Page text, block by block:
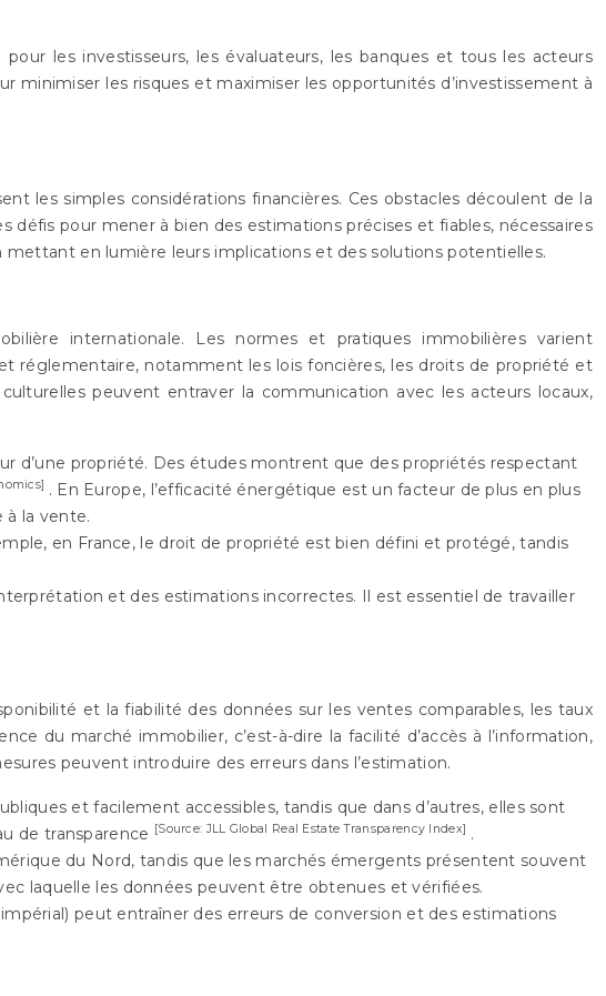
les investisseurs, les évaluateurs, les banques et tous les acteurs
minimiser les risques et maximiser les opportunités d’investissement à
les simples considérations financières. Ces obstacles découlent de la
pour mener à bien des estimations précises et fiables, nécessaires
mettant en lumière leurs implications et des solutions potentielles.
internationale. Les normes et pratiques immobilières varient
réglementaire, notamment les lois foncières, les droits de propriété et
peuvent entraver la communication avec les acteurs locaux,
d’une propriété. Des études montrent que des propriétés respectant
. En Europe, l’efficacité énergétique est un facteur de plus en plus
la vente.
en France, le droit de propriété est bien défini et protégé, tandis
et des estimations incorrectes. Il est essentiel de travailler
et la fiabilité des données sur les ventes comparables, les taux
du marché immobilier, c’est-à-dire la facilité d’accès à l’information,
peuvent introduire des erreurs dans l’estimation.
et facilement accessibles, tandis que dans d’autres, elles sont
de transparence
[Source: JLL Global Real Estate Transparency Index] .
du Nord, tandis que les marchés émergents présentent souvent
laquelle les données peuvent être obtenues et vérifiées.
peut entraîner des erreurs de conversion et des estimations